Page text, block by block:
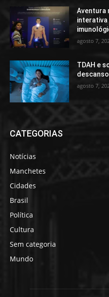
Aventura
interativa
agosto 7,
TDAH e
agosto 7,
CATEGORIAS
Notícias
Manchetes
Cidades
Brasil
Política
Cultura
Sem categoria
Mundo